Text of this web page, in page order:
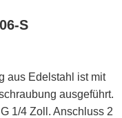
S
aus Edelstahl ist mit
ausgeführt.
1/4 Zoll. Anschluss 2